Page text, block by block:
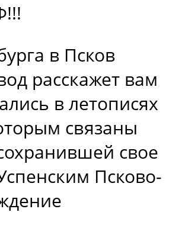
в Псков
расскажет вам
в летописях
связаны
свое
Псково-